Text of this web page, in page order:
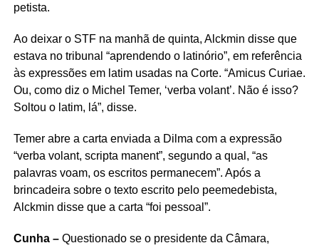
petista.
Ao deixar o STF na manhã de quinta, Alckmin disse que
estava no tribunal “aprendendo o latinório”, em referência
às expressões em latim usadas na Corte. “Amicus Curiae.
Ou, como diz o Michel Temer, ‘verba volant’. Não é isso?
Soltou o latim, lá”, disse.
Temer abre a carta enviada a Dilma com a expressão
“verba volant, scripta manent”, segundo a qual, “as
palavras voam, os escritos permanecem”. Após a
brincadeira sobre o texto escrito pelo peemedebista,
Alckmin disse que a carta “foi pessoal”.
Cunha – Questionado se o presidente da Câmara,